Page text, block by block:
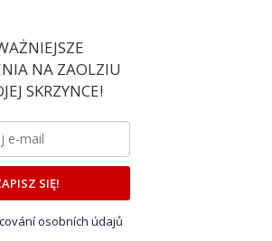
NA ZAOLZIU
SKRZYNCE!
SIĘ!
osobních údajů